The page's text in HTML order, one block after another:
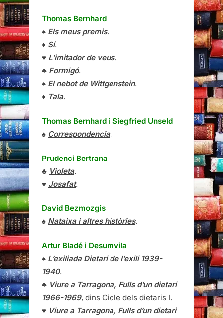
Thomas Bernhard
♠ Els meus premis.
♦ Sí.
♥ L’imitador de veus.
♣ Formigó.
♠ El nebot de Wittgenstein.
♦ Tala.
Thomas Bernhard i Siegfried Unseld
♠ Correspondencia.
Prudenci Bertrana
♣ Violeta.
♥ Josafat.
David Bezmozgis
♠ Nataixa i altres històries.
Artur Bladé i Desumvila
♠ L’exiliada Dietari de l’exili 1939-
1940.
♣ Viure a Tarragona, Fulls d’un dietari
1966-1969, dins Cicle dels dietaris I.
♥ Viure a Tarragona, Fulls d’un dietari